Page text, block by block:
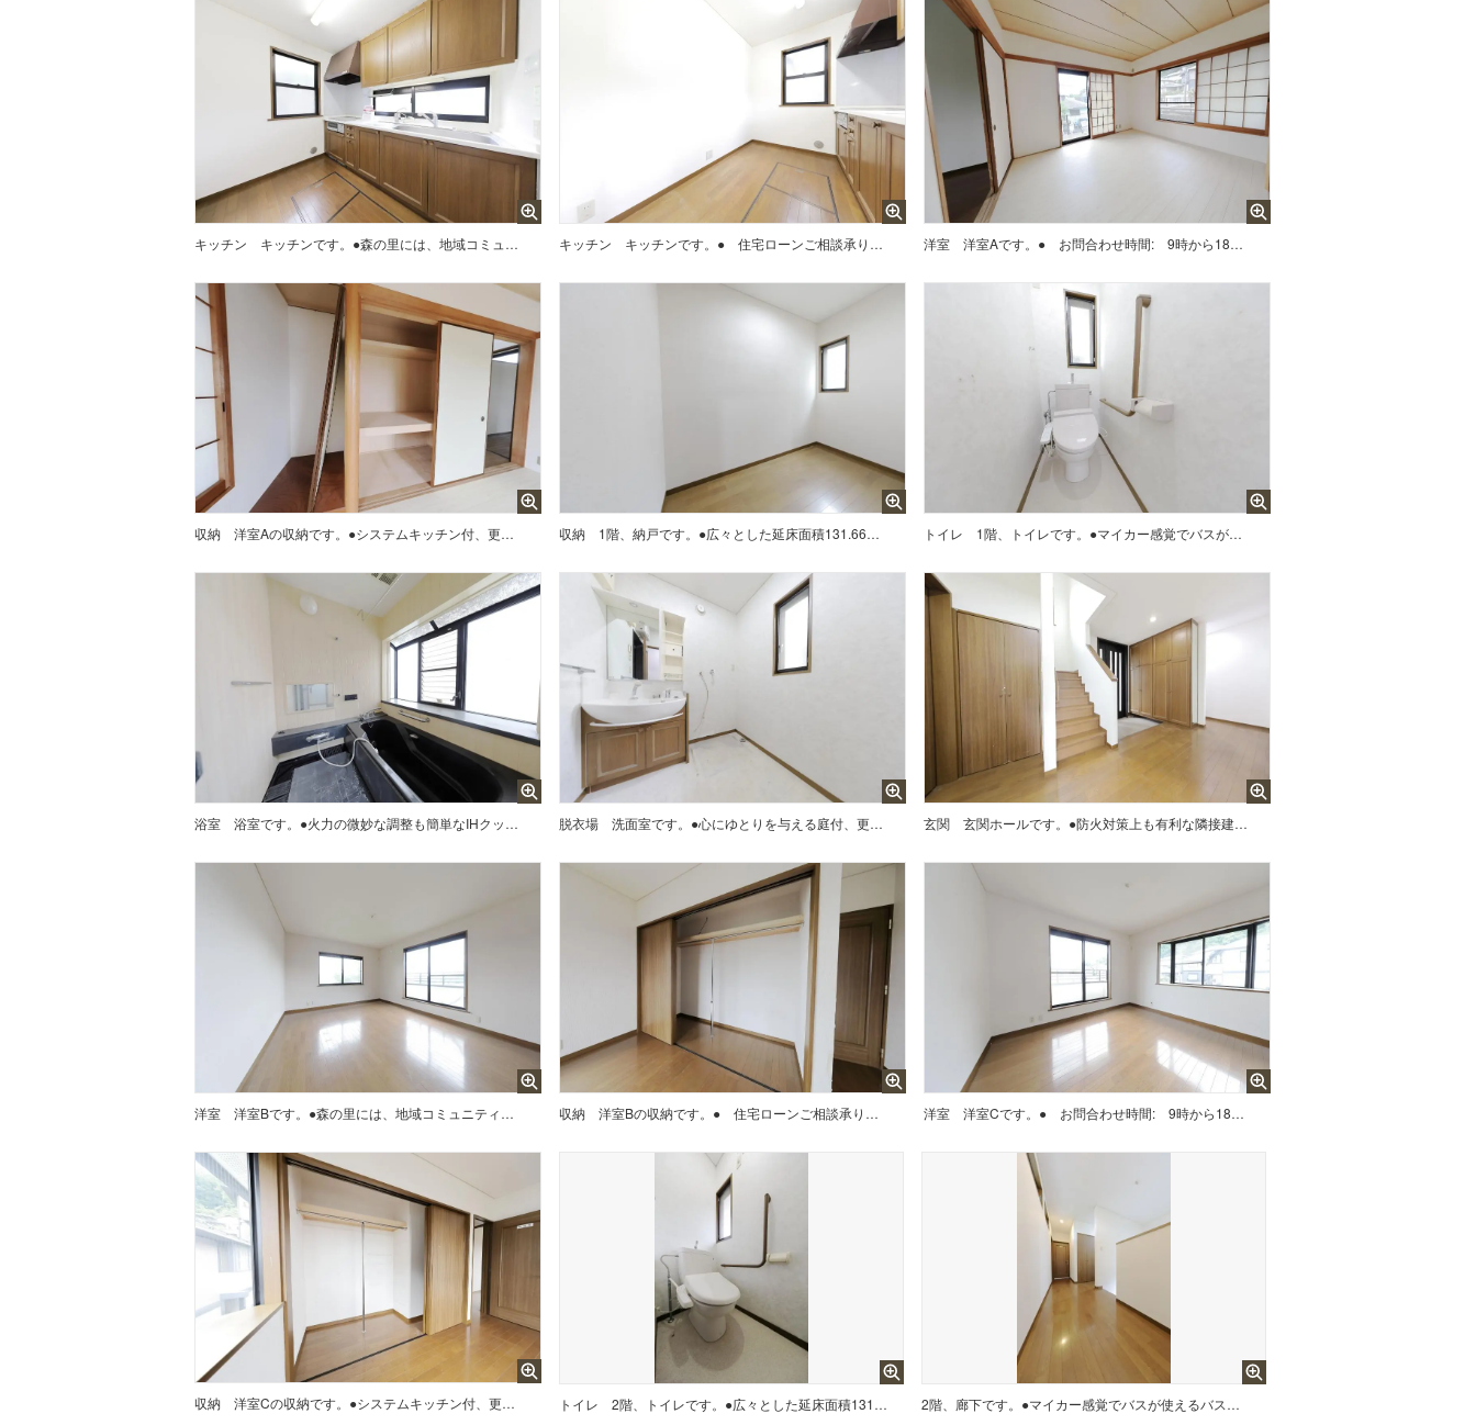
キッチン キッチンです。●森の里には、地域コミュニティ交通「森の里ぐるっと」がございます。運行日は、月・水・金で、1日8便あり、お買物・通院等に便利です。（8人乗車可能、運賃無料）【厚木市ホームページより。】 キッチン キッチンです。● 住宅ローンご相談承ります。 【例】 日本国籍でなくても借入できるの？ 個人信用情報ってなに？ 不動産賃貸収入だけでも、借入できるの？ 自己資金0でも借入できるの？ 年金収入のみでも、借入できる？ 車のローン返済中、借入できるの？ 正社員でないけど、借入できるの？ 住宅ローン返済中でも借入できるの？ 諸費用も含めて借入できるの？ 持病があるけど、借入できるの？ 洋室 洋室Aです。● お問合わせ時間: 9時から18時 （定休日:水・第2木） ●ご見学は原則予約制となりますので、ご見学希望の日時をご連絡願います。 【例】 第1希望 X月Y日 13時から16時まで可 第2希望 X月Z日 10時から12時まで可（第1希望と第2希望は別の日でお願いします。）
収納 洋室Aの収納です。●システムキッチン付、更にIHクッキングヒーター付なので、スマートなキッチンの印象を作っています。また広々とした延床面積131.66平米の居室空間で、その上心にゆとりを与える庭有の住戸なので、爽やかな風とあたたかな光を感じる癒しの場に。ちなみに南向の住居です。家族みんなのワガママにも応える4SLDK。是非見学にお越しください。 収納 1階、納戸です。●広々とした延床面積131.66平米の居室空間、更に敷地はもちろん気持ちにもゆとりを与える庭がある暮らしが叶います。また素材を均一に温められるIHクッキングヒーター付で、その上システムキッチン採用なので、食事の準備も片付けもスムーズに取り組めます。ちなみに南向の住居です。家族みんなのワガママにも応える4SLDK。是非見学にお越しください。 トイレ 1階、トイレです。●マイカー感覚でバスが使えるバス停徒歩3分以内立地の物件、更に車中心生活を支える駐車場2台分有だから、機動力の2倍確保が可能です。また広々とした延床面積131.66平米の居室空間で、その上心にゆとりを与える庭有の住戸なので、爽やかな風とあたたかな光を感じる癒しの場に。ちなみに拭き掃除のみでお手入れ楽チンなIHクッキングヒーター付です。家族みんなのワガママにも応える4SLDK。是非見学にお越しください。
浴室 浴室です。●火力の微妙な調整も簡単なIHクッキングヒーター付、更にシステムキッチンなので、日々のお料理が楽しくはかどります。また広々とした延床面積131.66平米の居室空間で、その上心にゆとりを与える庭有の住戸なので、爽やかな風とあたたかな光を感じる癒しの場に。ちなみに南向の住居です。家族みんなのワガママにも応える4SLDK。是非見学にお越しください。 脱衣場 洗面室です。●心にゆとりを与える庭付、更に南向なので、1日を通して日が当たりやすく冬場もあったか。また広々とした延床面積131.66平米の居室空間で、その上拭き掃除のみでお手入れ楽チンなIHクッキングヒーター採用なので、揚げ物調理の跳ね油のお掃除も手間要らずです。ちなみにシステムキッチン付です。家族みんなのワガママにも応える4SLDK。是非見学にお越しください。 玄関 玄関ホールです。●防火対策上も有利な隣接建物と2m以上離れた住戸、更に多重の安全機能が心強いIHクッキングヒーター付なので、拭き掃除のみでお手入れ楽チンです。また広々とした延床面積131.66平米の居室空間で、その上心にゆとりを与える庭有の住戸なので、アウトドアのある暮らしが叶います。ちなみにシステムキッチン付です。家族みんなのワガママにも応える4SLDK。是非見学にお越しください。
洋室 洋室Bです。●森の里には、地域コミュニティ交通「森の里ぐるっと」がございます。運行日は、月・水・金で、1日8便あり、お買物・通院等に便利です。（8人乗車可能、運賃無料）【厚木市ホームページより。】 収納 洋室Bの収納です。● 住宅ローンご相談承ります。 【例】 日本国籍でなくても借入できるの？ 個人信用情報ってなに？ 不動産賃貸収入だけでも、借入できるの？ 自己資金0でも借入できるの？ 年金収入のみでも、借入できる？ 車のローン返済中、借入できるの？ 正社員でないけど、借入できるの？ 住宅ローン返済中でも借入できるの？ 諸費用も含めて借入できるの？ 持病があるけど、借入できるの？ 洋室 洋室Cです。● お問合わせ時間: 9時から18時 （定休日:水・第2木） ●ご見学は原則予約制となりますので、ご見学希望の日時をご連絡願います。 【例】 第1希望 X月Y日 13時から16時まで可 第2希望 X月Z日 10時から12時まで可（第1希望と第2希望は別の日でお願いします。）
収納 洋室Cの収納です。●システムキッチン付、更にIHクッキングヒーター付なので、スマートなキッチンの印象を作っています。また広々とした延床面積131.66平米の居室空間で、その上心にゆとりを与える庭有の住戸なので、爽やかな風とあたたかな光を感じる癒しの場に。ちなみに南向の住居です。家族みんなのワガママにも応える4SLDK。是非見学にお越しください。 トイレ 2階、トイレです。●広々とした延床面積131.66平米の居室空間、更に敷地はもちろん気持ちにもゆとりを与える庭がある暮らしが叶います。また素材を均一に温められるIHクッキングヒーター付で、その上システムキッチン採用なので、食事の準備も片付けもスムーズに取り組めます。ちなみに南向の住居です。家族みんなのワガママにも応える4SLDK。是非見学にお越しください。 2階、廊下です。●マイカー感覚でバスが使えるバス停徒歩3分以内立地の物件、更に車中心生活を支える駐車場2台分有だから、機動力の2倍確保が可能です。また広々とした延床面積131.66平米の居室空間で、その上心にゆとりを与える庭有の住戸なので、爽やかな風とあたたかな光を感じる癒しの場に。ちなみに拭き掃除のみでお手入れ楽チンなIHクッキングヒーター付です。家族みんなのワガママにも応える4SLDK。是非見学にお越しください。